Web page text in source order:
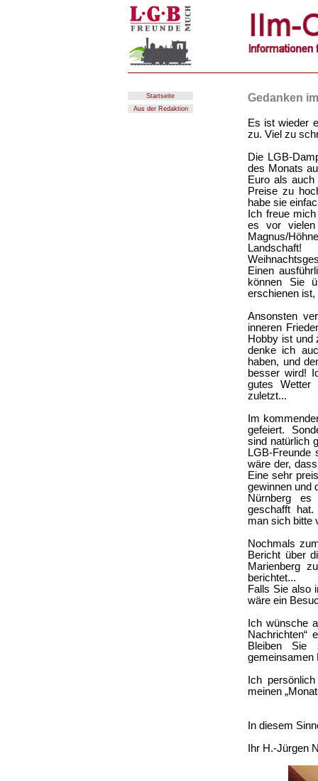
Startseite
Aus der Redaktion
Gedanken
Es ist wieder
zu. Viel zu
Die LGB-
des Monats
Euro als auch
Preise zu
habe sie
Ich freue
es vor vielen
Magnus/
Einen
können Sie
erschienen ist,
Ansonsten
inneren
Hobby ist und
denke ich
haben, und
besser wird!
gutes Wetter
zuletzt...
Im
gefeiert.
sind natürlich
LGB-Freunde
wäre der,
Eine sehr
gewinnen und
Nürnberg es
geschafft hat.
man sich bitte
Nochmals
Bericht über
Marienberg
berichtet...
Falls Sie also
wäre ein
Ich wünsche
Nachrichten“
Bleiben Sie
gemeinsamen
Ich
meinen
In diesem
Ihr H.-Jürgen